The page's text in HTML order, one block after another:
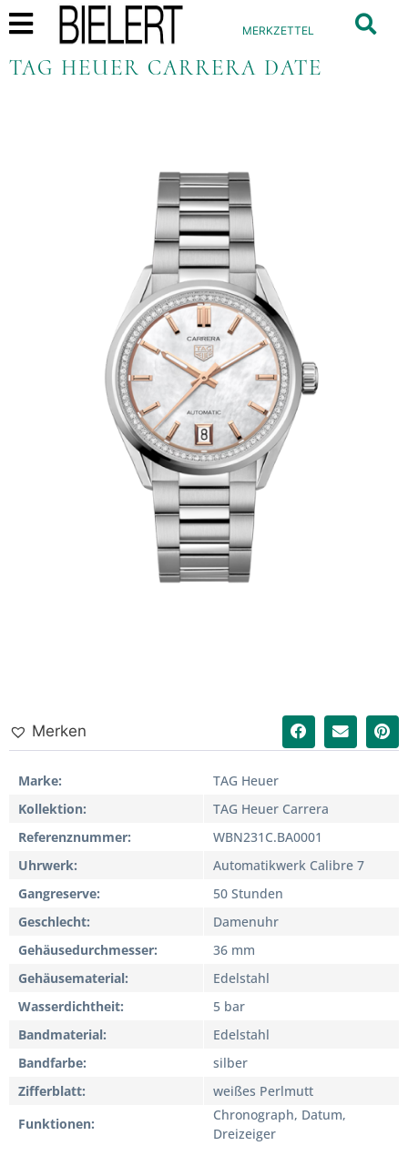
MERKZETTEL
TAG HEUER CARRERA DATE
Merken
Marke
TAG Heuer
Kollektion
TAG Heuer Carrera
Referenznummer
WBN231C.BA0001
Uhrwerk
Automatikwerk Calibre 7
Gangreserve
50 Stunden
Geschlecht
Damenuhr
Gehäusedurchmesser
36 mm
Gehäusematerial
Edelstahl
Wasserdichtheit
5 bar
Bandmaterial
Edelstahl
Bandfarbe
silber
Zifferblatt
weißes Perlmutt
Funktionen
Chronograph, Datum,
Dreizeiger